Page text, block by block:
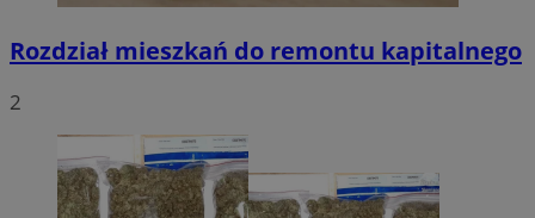
Rozdział mieszkań do remontu kapitalnego
2